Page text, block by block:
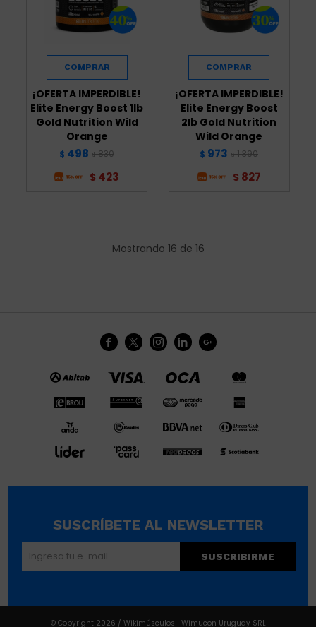
¡OFERTA IMPERDIBLE!
Elite Energy Boost 1lb
Gold Nutrition Wild
Orange
$ 498 $ 830
$ 423
¡OFERTA IMPERDIBLE!
Elite Energy Boost
2lb Gold Nutrition
Wild Orange
$ 973 $ 1.390
$ 827
Mostrando 16 de 16
    
SUSCRÍBETE AL NEWSLETTER
SUSCRIBIRME
© Copyright 2026 / Wikimúsculos | Wimucon Uruguay SRL